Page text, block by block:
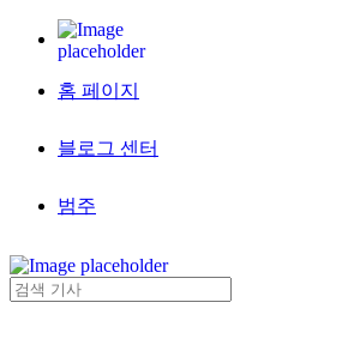
홈 페이지
블로그 센터
범주